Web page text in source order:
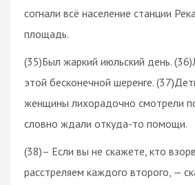
согнали всё население станции
площадь.
(35)Был жаркий июльский день.
этой бесконечной шеренге.
женщины лихорадочно смотрели
словно ждали откуда-то помощи.
(38)– Если вы не скажете, кто
расстреляем каждого второго, —